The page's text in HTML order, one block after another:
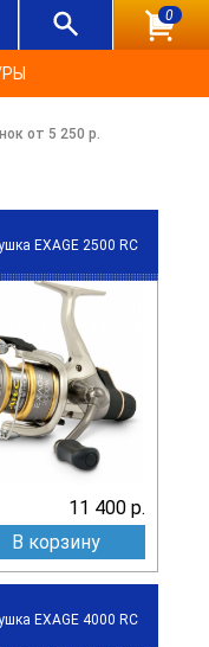
0
от 5 250 р.
EXAGE 2500 RC
11 400 р.
В корзину
EXAGE 4000 RC